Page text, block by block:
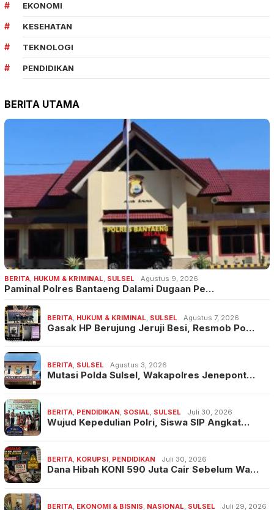
EKONOMI
KESEHATAN
TEKNOLOGI
PENDIDIKAN
BERITA UTAMA
BERITA, HUKUM & KRIMINAL, SULSEL Agustus 9, 2026
Paminal Polres Bantaeng Dalami Dugaan Pe…
BERITA, HUKUM & KRIMINAL, SULSEL Agustus 7, 2026
Gasak HP Berujung Jeruji Besi, Resmob Po…
BERITA, SULSEL Agustus 3, 2026
Mutasi Polda Sulsel, Wakapolres Jenepont…
BERITA, PENDIDIKAN, SOSIAL, SULSEL Juli 30, 2026
Wujud Kepedulian Polri, Siswa SIP Angkat…
BERITA, KORUPSI, PENDIDIKAN Juli 30, 2026
Dana Hibah KONI 590 Juta Cair Sebelum Wa…
BERITA, EKONOMI & BISNIS, NASIONAL, SULSEL Juli 29, 2026